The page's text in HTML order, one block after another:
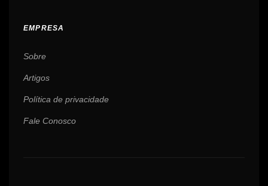
EMPRESA
Sobre
Artigos
Política de privacidade
Fale Conosco